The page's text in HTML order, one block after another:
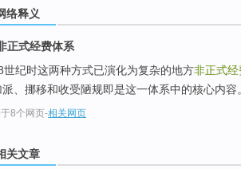
络释义
正式经费体系
世纪时这两种方式已演化为复杂的地方非正式
派、挪移和收受陋规即是这一体系中的核心内容
8个网页-相关网页
关文章